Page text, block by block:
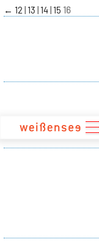
zum
Inhalt
← 12 13 14 15 16